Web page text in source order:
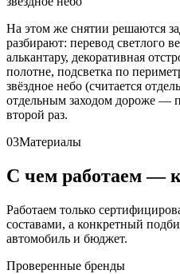
На этом же снятии решаются
разбирают: перевод светлого
алькантару, декоративная
полотне, подсветка по
звёздное небо (считается
отдельным заходом дороже —
второй раз.
03Материалы
С чем работаем —
Работаем только
составами, а конкретный
автомобиль и бюджет.
Проверенные бренды